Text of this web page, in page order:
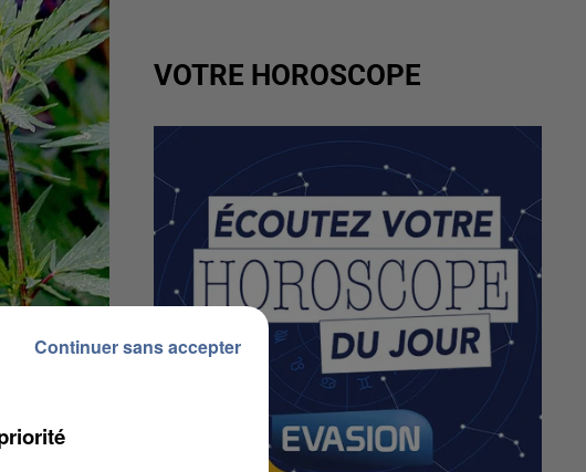
VOTRE HOROSCOPE
Continuer sans accepter